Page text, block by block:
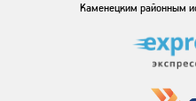
Каменецким районным